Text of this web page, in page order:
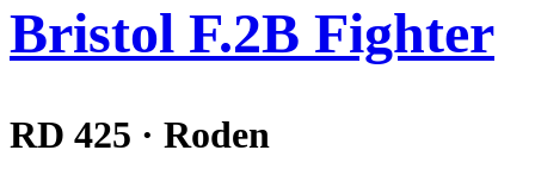
Bristol F.2B Fighter
RD 425 · Roden